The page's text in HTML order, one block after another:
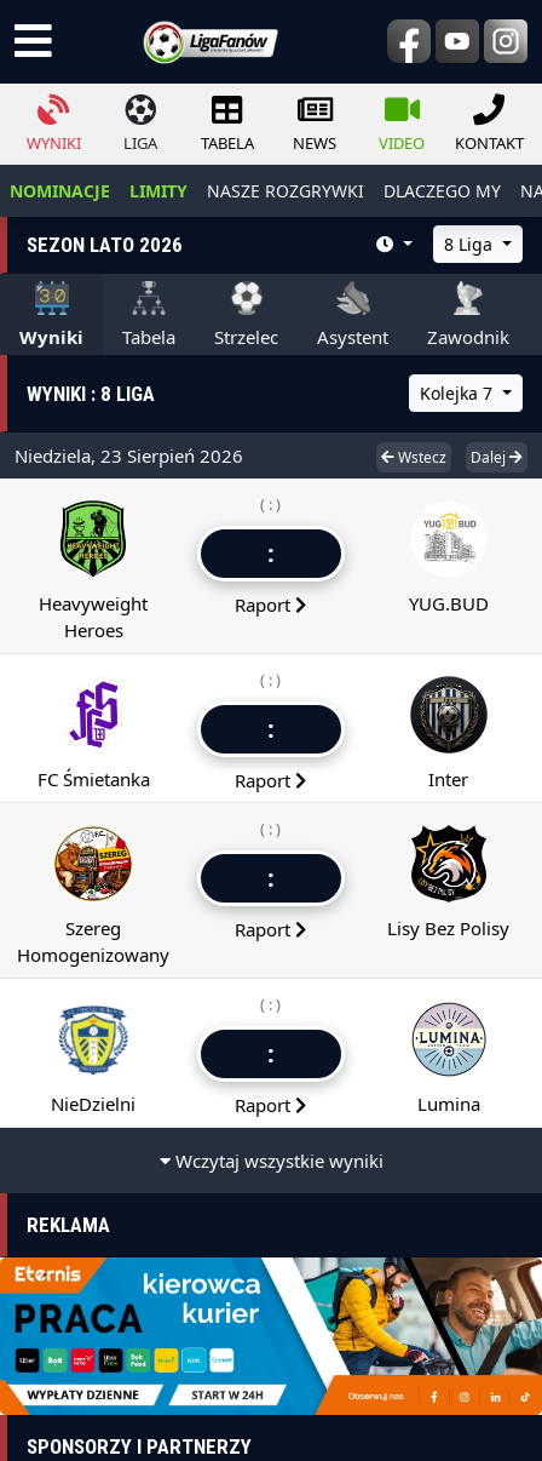
WYNIKI LIGA TABELA NEWS VIDEO KONTAKT
NOMINACJE LIMITY NASZE ROZGRYWKI DLACZEGO MY
SEZON LATO 2026 8 Liga
Wyniki Tabela Strzelec Asystent Zawodnik
WYNIKI : 8 LIGA Kolejka 7
Niedziela, 23 Sierpień 2026 Wstecz Dalej
Heavyweight
Heroes
( : )
:
Raport YUG.BUD
FC Śmietanka
( : )
:
Raport Inter
Szereg
Homogenizowany
( : )
:
Raport Lisy Bez Polisy
NieDzielni
( : )
:
Raport Lumina
Wczytaj wszystkie wyniki
REKLAMA
SPONSORZY I PARTNERZY